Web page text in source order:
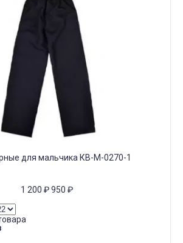
для мальчика КВ-M-0270-1
1 200 ₽950 ₽